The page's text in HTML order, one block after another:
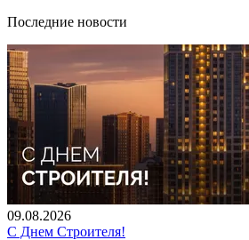
Последние новости
09.08.2026
С Днем Строителя!